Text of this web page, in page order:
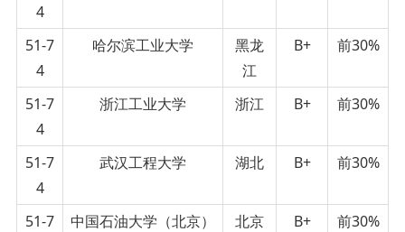
4
51-7
4
哈尔滨工业大学
黑龙
江
B+ 前30%
51-7
4
浙江工业大学 浙江 B+ 前30%
51-7
4
武汉工程大学 湖北 B+ 前30%
51-7
中国石油大学（北京） 北京 B+ 前30%